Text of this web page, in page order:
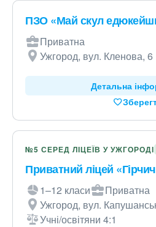
ПЗО «Май скул
Приватна
Ужгород, вул. Кленова, 6
Детальна
№5 СЕРЕД ЛІЦЕЇВ У УЖГОРОДІ
Приватний ліцей
1–12 класи
Приватна
Ужгород, вул.
Учні/освітяни 4:1